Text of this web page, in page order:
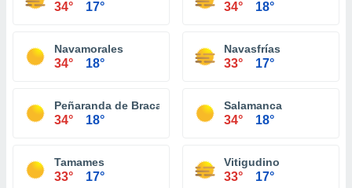
34° 17° 34° 18°
Navamorales
34° 18°
Navasfrías
33° 17°
Peñaranda de Bracamonte
34° 18°
Salamanca
34° 18°
Tamames
33° 17°
Vitigudino
33° 17°